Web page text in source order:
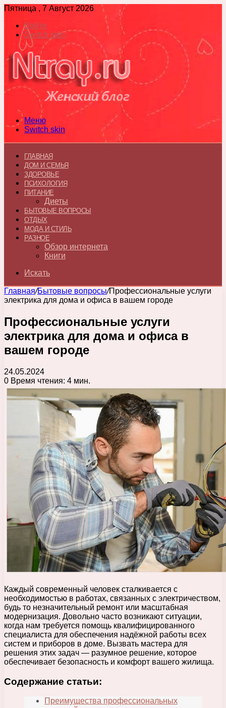
Пятница , 7 Август 2026
Войти
Switch skin
Меню
Switch skin
ГЛАВНАЯ
ДОМ И СЕМЬЯ
ЗДОРОВЬЕ
ПСИХОЛОГИЯ
ПИТАНИЕ
Диеты
БЫТОВЫЕ ВОПРОСЫ
ОТДЫХ
МОДА И СТИЛЬ
РАЗНОЕ
Обзор интернета
Книги
Искать
Главная/Бытовые вопросы/Профессиональные услуги
электрика для дома и офиса в вашем городе
Профессиональные услуги
электрика для дома и офиса в
вашем городе
24.05.2024
0 Время чтения: 4 мин.
Каждый современный человек сталкивается с
необходимостью в работах, связанных с электричеством,
будь то незначительный ремонт или масштабная
модернизация. Довольно часто возникают ситуации,
когда нам требуется помощь квалифицированного
специалиста для обеспечения надёжной работы всех
систем и приборов в доме. Вызвать мастера для
решения этих задач — разумное решение, которое
обеспечивает безопасность и комфорт вашего жилища.
Содержание статьи:
Преимущества профессиональных